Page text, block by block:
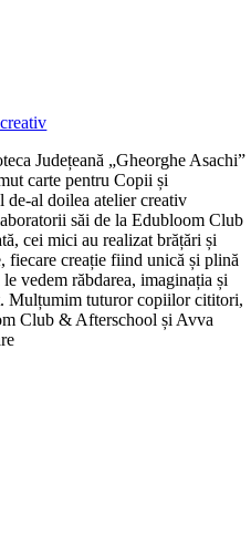
Județeană „Gheorghe Asachi”
carte pentru Copii și
de-al doilea atelier creativ
săi de la Edubloom Club
cei mici au realizat brățări și
fiecare creație fiind unică și plină
vedem răbdarea, imaginația și
Mulțumim tuturor copiilor cititori,
Club & Afterschool și Avva